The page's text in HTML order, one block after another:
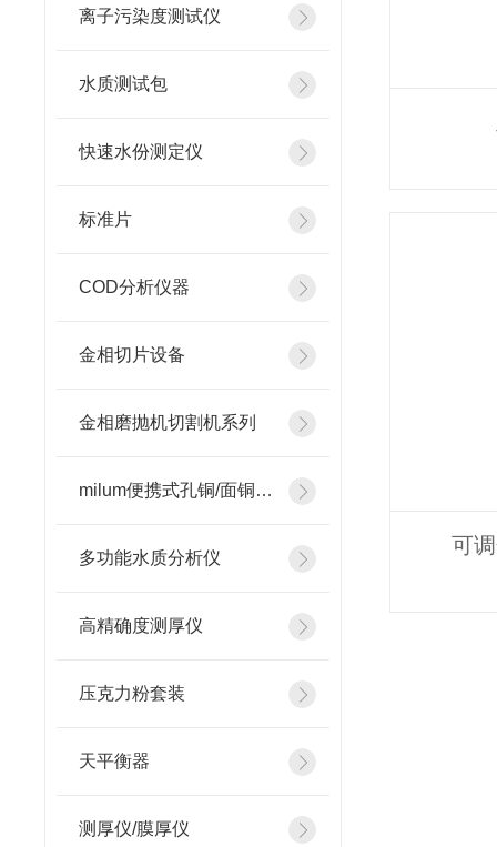
离子污染度测试仪
水质测试包
快速水份测定仪
标准片
COD分析仪器
金相切片设备
金相磨抛机切割机系列
milum便携式孔铜/面铜测厚仪
多功能水质分析仪
高精确度测厚仪
压克力粉套装
天平衡器
测厚仪/膜厚仪
可